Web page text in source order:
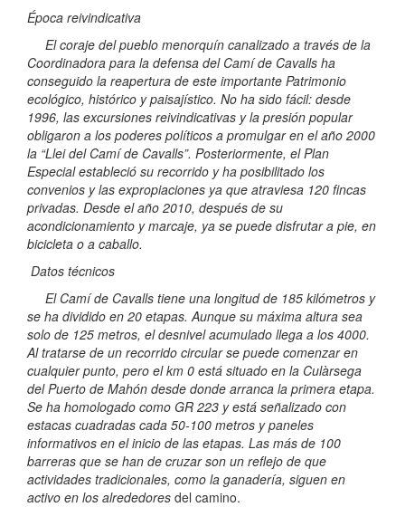
Época reivindicativa
El coraje del pueblo menorquín canalizado a través de la
Coordinadora para la defensa del Camí de Cavalls ha
conseguido la reapertura de este importante Patrimonio
ecológico, histórico y paisajístico. No ha sido fácil: desde
1996, las excursiones reivindicativas y la presión popular
obligaron a los poderes políticos a promulgar en el año 2000
la “Llei del Camí de Cavalls”. Posteriormente, el Plan
Especial estableció su recorrido y ha posibilitado los
convenios y las expropiaciones ya que atraviesa 120 fincas
privadas. Desde el año 2010, después de su
acondicionamiento y marcaje, ya se puede disfrutar a pie, en
bicicleta o a caballo.
Datos técnicos
El Camí de Cavalls tiene una longitud de 185 kilómetros y
se ha dividido en 20 etapas. Aunque su máxima altura sea
solo de 125 metros, el desnivel acumulado llega a los 4000.
Al tratarse de un recorrido circular se puede comenzar en
cualquier punto, pero el km 0 está situado en la Culàrsega
del Puerto de Mahón desde donde arranca la primera etapa.
Se ha homologado como GR 223 y está señalizado con
estacas cuadradas cada 50-100 metros y paneles
informativos en el inicio de las etapas. Las más de 100
barreras que se han de cruzar son un reflejo de que
actividades tradicionales, como la ganadería, siguen en
activo en los alrededores del camino.